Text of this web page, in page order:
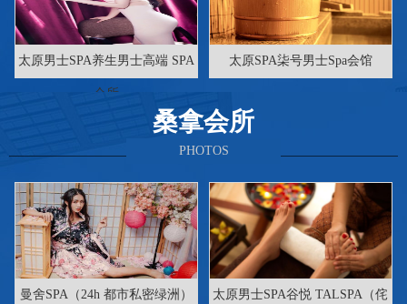
太原男士SPA养生男士高端 SPA
会所
太原SPA柒号男士Spa会馆
桑拿会所
PHOTOS
曼舍SPA（24h 都市私密绿洲） 太原男士SPA谷悦 TALSPA（侘